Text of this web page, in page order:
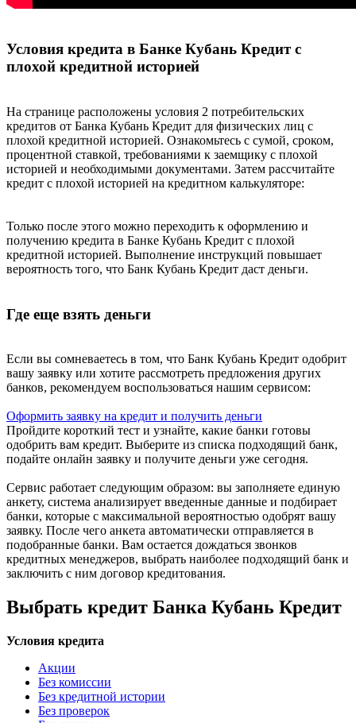
Условия кредита в Банке Кубань Кредит с
плохой кредитной историей
На странице расположены условия 2 потребительских
кредитов от Банка Кубань Кредит для физических лиц с
плохой кредитной историей. Ознакомьтесь с сумой, сроком,
процентной ставкой, требованиями к заемщику с плохой
историей и необходимыми документами. Затем рассчитайте
кредит с плохой историей на кредитном калькуляторе:
Только после этого можно переходить к оформлению и
получению кредита в Банке Кубань Кредит с плохой
кредитной историей. Выполнение инструкций повышает
вероятность того, что Банк Кубань Кредит даст деньги.
Где еще взять деньги
Если вы сомневаетесь в том, что Банк Кубань Кредит одобрит
вашу заявку или хотите рассмотреть предложения других
банков, рекомендуем воспользоваться нашим сервисом:
Оформить заявку на кредит и получить деньги
Пройдите короткий тест и узнайте, какие банки готовы
одобрить вам кредит. Выберите из списка подходящий банк,
подайте онлайн заявку и получите деньги уже сегодня.
Сервис работает следующим образом: вы заполняете единую
анкету, система анализирует введенные данные и подбирает
банки, которые с максимальной вероятностью одобрят вашу
заявку. После чего анкета автоматически отправляется в
подобранные банки. Вам остается дождаться звонков
кредитных менеджеров, выбрать наиболее подходящий банк и
заключить с ним договор кредитования.
Выбрать кредит Банка Кубань Кредит
Условия кредита
Акции
Без комиссии
Без кредитной истории
Без проверок